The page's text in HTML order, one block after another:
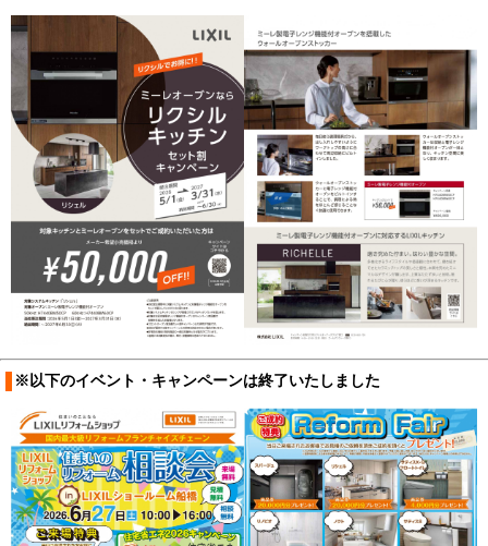
※以下のイベント・キャンペーンは終了いたしました